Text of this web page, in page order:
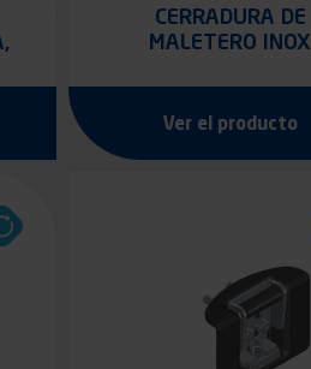
CERRADURA DE
MALETERO INOX
Ver el producto